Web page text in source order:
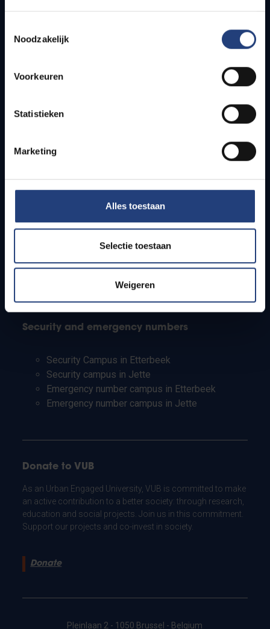
Noodzakelijk
Voorkeuren
Statistieken
Marketing
Alles toestaan
Selectie toestaan
Weigeren
Quick links
How to get to the VUB campuses
Students
PhD students
Teachers and secondary schools
Working students
Security and emergency numbers
Security Campus in Etterbeek
Security campus in Jette
Emergency number campus in Etterbeek
Emergency number campus in Jette
Donate to VUB
As an Urban Engaged University, VUB is committed to make
an active contribution to a better society: through research,
education and social projects. Join us in this commitment.
Support our projects and co-invest in society.
Donate
Pleinlaan 2 - 1050 Brussel - Belgium